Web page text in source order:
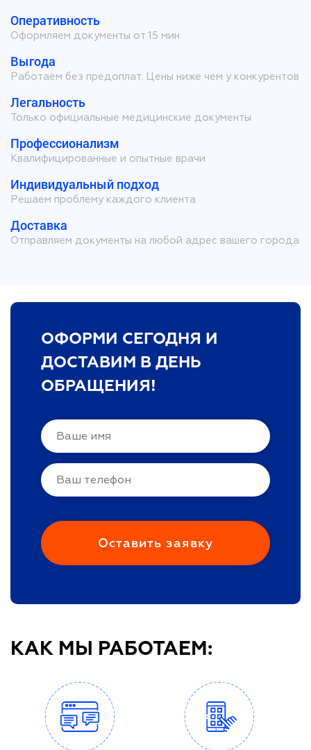
Оперативность
Оформляем документы от 15 мин
Выгода
Работаем без предоплат. Цены ниже чем у конкурентов
Легальность
Только официальные медицинские документы
Профессионализм
Квалифицированные и опытные врачи
Индивидуальный подход
Решаем проблему каждого клиента
Доставка
Отправляем документы на любой адрес вашего города
ОФОРМИ СЕГОДНЯ И
ДОСТАВИМ В ДЕНЬ
ОБРАЩЕНИЯ!
КАК МЫ РАБОТАЕМ: